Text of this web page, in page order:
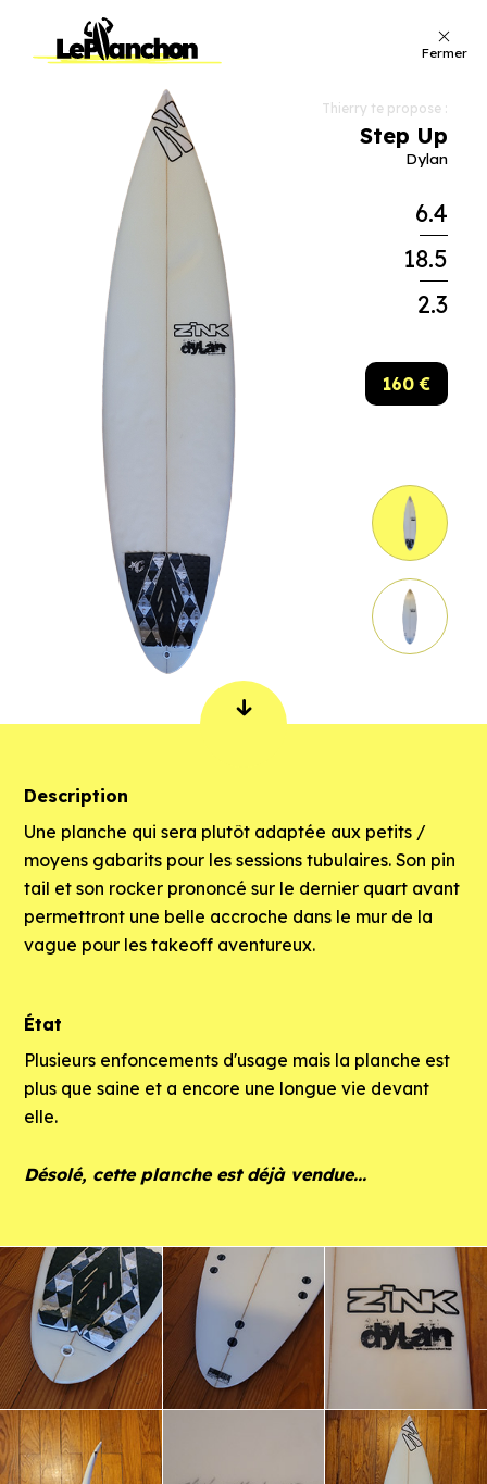
Thierry te propose :
Step Up
Dylan
6.4
18.5
2.3
160 €
Description
Une planche qui sera plutôt adaptée aux petits /
moyens gabarits pour les sessions tubulaires. Son pin
tail et son rocker prononcé sur le dernier quart avant
permettront une belle accroche dans le mur de la
vague pour les takeoff aventureux.
État
Plusieurs enfoncements d'usage mais la planche est
plus que saine et a encore une longue vie devant
elle.
Désolé, cette planche est déjà vendue...
Fermer